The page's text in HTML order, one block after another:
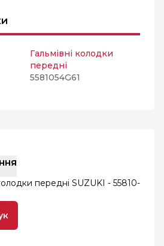
Гальмівні колодки
передні
5581054G61
передні SUZUKI - 55810-